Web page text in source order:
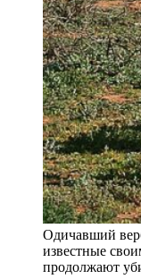
Одичавший
известные
продолжают